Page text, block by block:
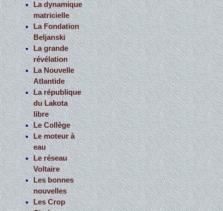
La dynamique
matricielle
La Fondation
Beljanski
La grande
révélation
La Nouvelle
Atlantide
La république
du Lakota
libre
Le Collège
Le moteur à
eau
Le réseau
Voltaire
Les bonnes
nouvelles
Les Crop